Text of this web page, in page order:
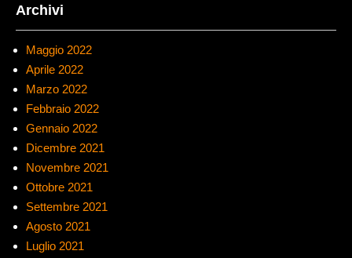
Archivi
Maggio 2022
Aprile 2022
Marzo 2022
Febbraio 2022
Gennaio 2022
Dicembre 2021
Novembre 2021
Ottobre 2021
Settembre 2021
Agosto 2021
Luglio 2021